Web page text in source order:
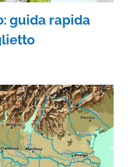
guida rapida